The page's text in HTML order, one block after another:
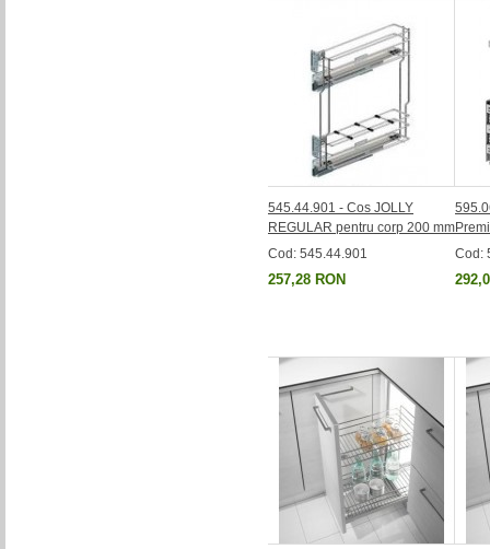
545.44.901 - Cos JOLLY
REGULAR pentru corp 200 mm
Cod: 545.44.901
257,28 RON
Cod: